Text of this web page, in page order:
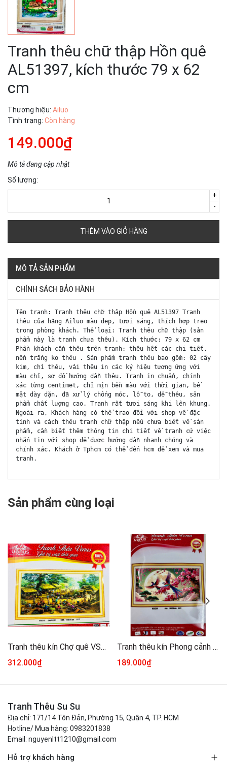
Tranh thêu chữ thập Hồn quê
AL51397, kích thước 79 x 62
cm
Thương hiệu: Ailuo
Tình trạng: Còn hàng
149.000₫
Mô tả đang cập nhật
Số lượng:
-
+
THÊM VÀO GIỎ HÀNG
MÔ TẢ SẢN PHẨM
CHÍNH SÁCH BẢO HÀNH
Tên tranh: Tranh thêu chữ thập Hồn quê AL51397 Tranh
thêu của hãng Ailuo màu đẹp, tươi sáng, thích hợp treo
trong phòng khách. Thể loại: Tranh thêu chữ thập (sản
phẩm này là tranh chưa thêu). Kích thước: 79 x 62 cm
Phần khách cần thêu trên tranh: thêu hết các chi tiết,
nền trắng ko thêu . Sản phẩm tranh thêu bao gồm: 02 cây
kim, chỉ thêu, vải thêu in các ký hiệu tương ứng với
màu chỉ, sơ đồ hướng dẫn thêu. Tranh in chuẩn, chính
xác từng centimet, chỉ mịn bền màu với thời gian, bề
mặt dày dặn, đã xử lý chống móc, lỗ to, dễ thêu, sản
phẩm chất lượng cao. Tranh rất tươi sáng khi lên khung.
Ngoài ra, Khách hàng có thể trao đổi với shop về đặc
tính và cách thêu tranh chữ thập nếu chưa biết về sản
phẩm, cần biết thêm thông tin chi tiết về tranh cứ việc
nhắn tin với shop để được hướng dẫn nhanh chóng và
chính xác. Khách ở Tphcm có thể đến hcm để xem và mua
tranh.
Sản phẩm cùng loại
Tranh thêu kín Chợ quê VS8125, kích thước 150 x 75 cm
312.000₫
Tranh thêu kín Phong cảnh mùa xuân VS8254, kích thước 90 x 50 cm
189.000₫
Tranh Thêu Su Su
Địa chỉ: 171/14 Tôn Đản, Phường 15, Quận 4, TP. HCM
Hotline/ Mua hàng: 0983201838
Email: nguyenltt1210@gmail.com
Hỗ trợ khách hàng